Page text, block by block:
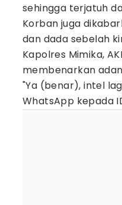
sehingga terjatuh
Korban juga
dan dada sebelah
Kapolres Mimika,
membenarkan
"Ya (benar), intel
WhatsApp kepada